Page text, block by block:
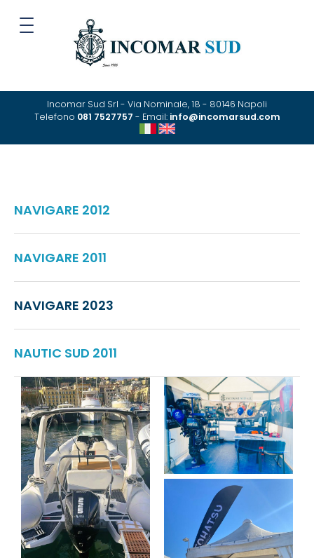
Incomar Sud Srl - Via Nominale, 18 - 80146 Napoli
Telefono 081 7527757 - Email: info@incomarsud.com
NAVIGARE 2012
NAVIGARE 2011
NAVIGARE 2023
NAUTIC SUD 2011